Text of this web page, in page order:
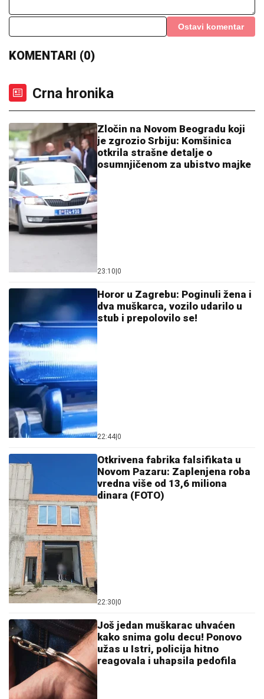
Pevačica deci ništa nije ostavila od imovine, u
testamentu pisalo da je sve dodelila državi: "Ispunila
je svoje obećanje"
MINA NAUMOVIĆ PROGOVORILA O
PREVARI!Žena Ognjena Amidžića
dobila škakljivo pitanje, pa iskreno
priznala: "To je lakše"
Nada Topčagić prekinula koncert, pa
se obratila OBEZBEĐENJU: "Ne mogu
da skočim, slomiću nogu!", evo šta se
desilo
JEDAN POZIVMENjA SVE: U narednih 30 dana za
ova 3 znaka konačno sve dolazi na svoje mesto
PAKAO KOD VOLČANSKA
avijacija žestoko udarila na grupe
stranih plaćenika – našli se na nišanu
kod Harkova
MNOGE OD OVIH PESAMA
OBOŽAVATEOvo je 10 numera koje je
Dino Merlin obradio od stranih
izvođača - ostaćete u čudu kad vidite
spisak